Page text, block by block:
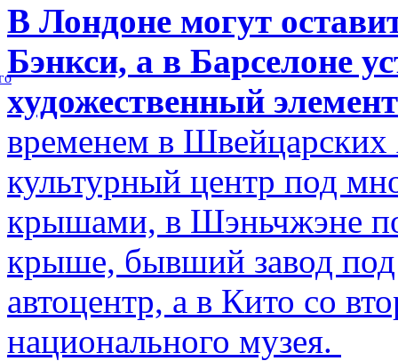
В Лондоне могут
Бэнкси, а в Барселоне
художественный
временем в Швейцарских
культурный центр под
крышами, в Шэньчжэне
крыше, бывший завод
автоцентр, а в Кито со
национального музея.